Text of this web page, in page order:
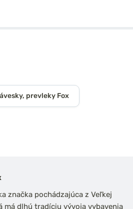
prevleky Fox
značka pochádzajúca z Veľkej
má dlhú tradíciu vývoja vybavenia